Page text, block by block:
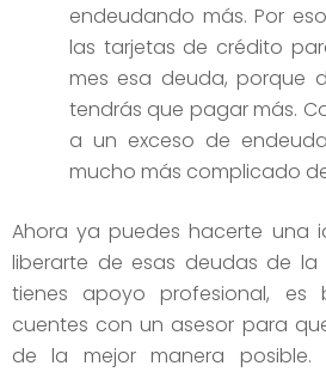
endeudando más. Por
las tarjetas de crédito
mes esa deuda, porque
tendrás que pagar más.
a un exceso de
mucho más complicado
Ahora ya puedes hacerte una
liberarte de esas deudas de la
tienes apoyo profesional, es
cuentes con un asesor para
de la mejor manera posible.